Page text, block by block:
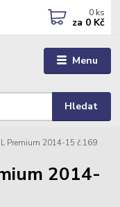
Menu
Hledat
0 ks
za 0 Kč
Premium 2014-15 č.169
2014-